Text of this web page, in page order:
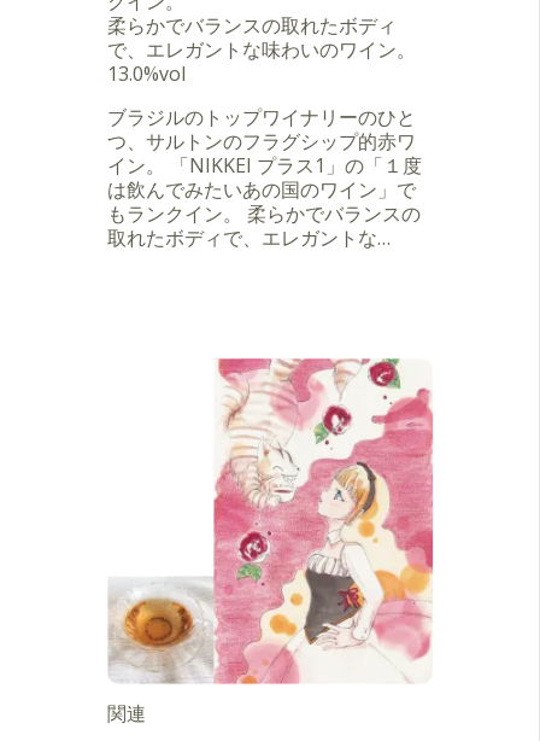
柔らかでバランスの取れたボディ
で、エレガントな味わいのワイン。
13.0%vol
ブラジルのトップワイナリーのひと
つ、サルトンのフラグシップ的赤ワ
イン。 「NIKKEI プラス1」の「１度
は飲んでみたいあの国のワイン」で
もランクイン。 柔らかでバランスの
取れたボディで、エレガントな…
関連